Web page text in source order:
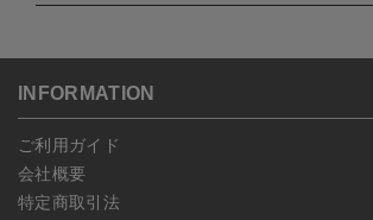
・NP後払い
沖縄：1,400円
セルは可能です。
ンセルしていただいた後、ご希望の商品のみ再度
予約商品など一部キャンセルが出来ない場合がご
じめご了承ください。
こちらよりご依頼ください。
INFORMATION
ご利用ガイド
会社概要
特定商取引法